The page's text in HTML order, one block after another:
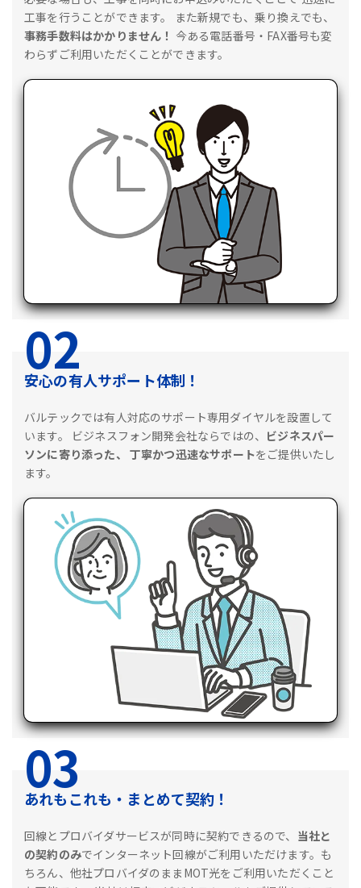
工事を行うことができます。
また新規でも、乗り換えでも、
事務手数料はかかりません！ 今ある電話番号・FAX番号も変
わらずご利用いただくことができます。
02
安心の有人サポート体制！
バルテックでは有人対応のサポート専用ダイヤルを設置して
います。
ビジネスフォン開発会社ならではの、 ビジネスパー
ソンに寄り添った、 丁寧かつ迅速なサポートをご提供いたし
ます。
03
あれもこれも・まとめて契約！
回線とプロバイダサービスが同時に契約できるので、 当社と
の契約のみでインターネット回線がご利用いただけます。も
ちろん、他社プロバイダのままMOT光をご利用いただくこと